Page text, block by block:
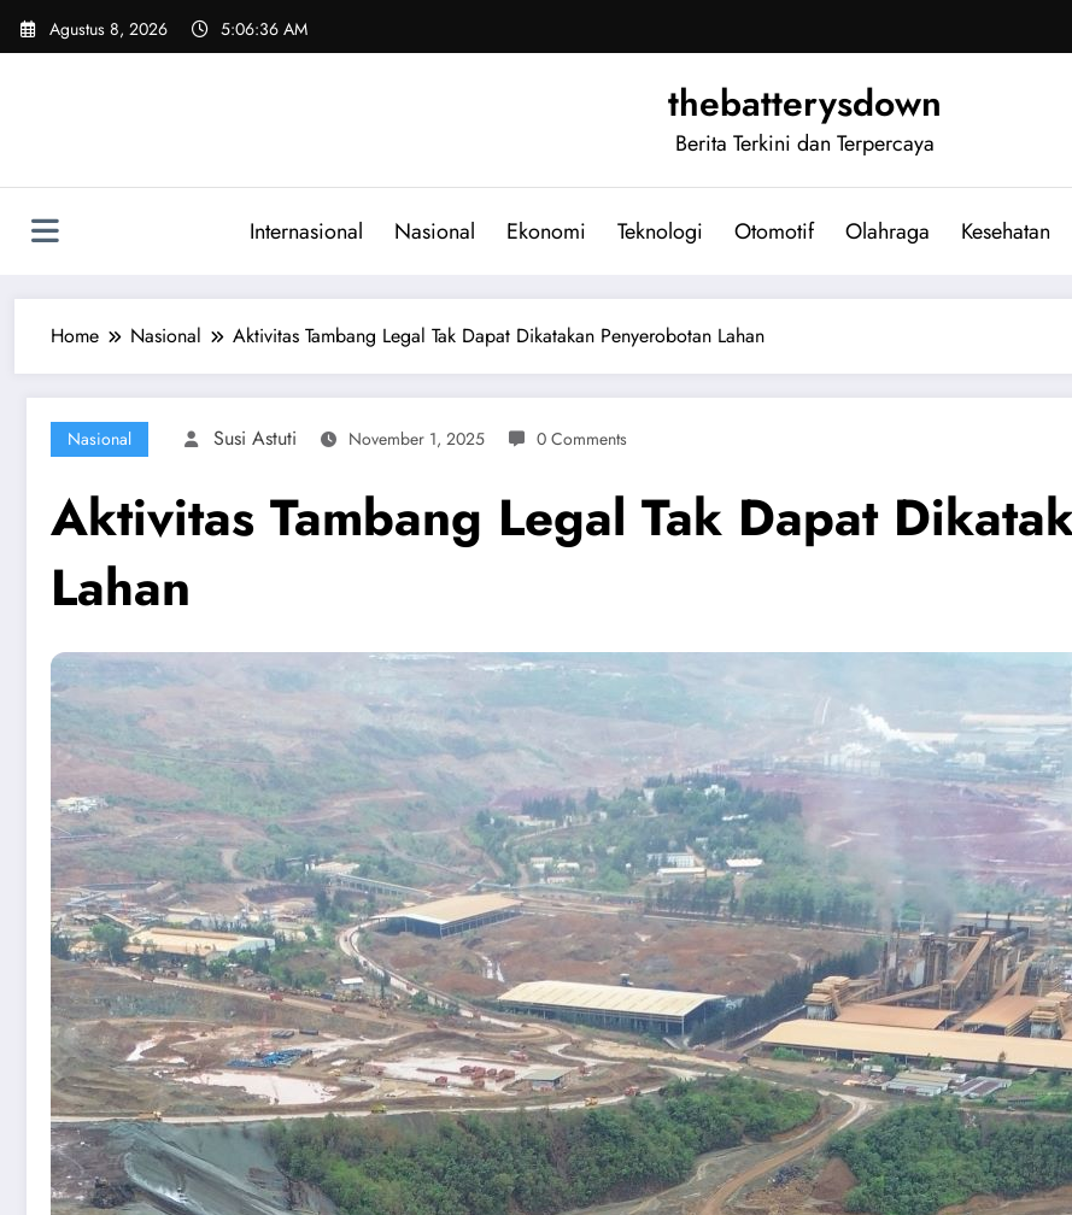
Skip
Agustus 8, 2026 5:06:38 AM
thebatterysdown
Berita Terkini dan Terpercaya
Internasional Nasional Ekonomi Teknologi Otomotif Olahraga Kesehatan
Home Nasional Aktivitas Tambang Legal Tak Dapat Dikatakan Penyerobotan Lahan
Nasional Susi Astuti November 1, 2025 0 Comments
Aktivitas Tambang Legal Tak Dapat
Lahan